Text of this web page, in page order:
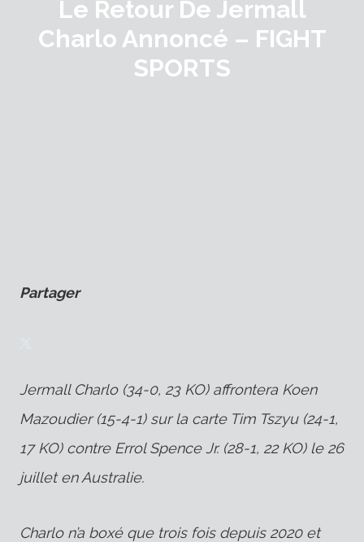
Le Retour De Jermall
Charlo Annoncé – FIGHT
SPORTS
Partager
Jermall Charlo (34-0, 23 KO) affrontera Koen
Mazoudier (15-4-1) sur la carte Tim Tszyu (24-1,
17 KO) contre Errol Spence Jr. (28-1, 22 KO) le 26
juillet en Australie.
Charlo n’a boxé que trois fois depuis 2020 et